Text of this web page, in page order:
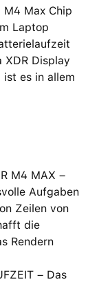
Max Chip
Laptop
XDR Display
es in allem
M4 MAX –
Aufgaben
Zeilen von
die
Rendern
– Das